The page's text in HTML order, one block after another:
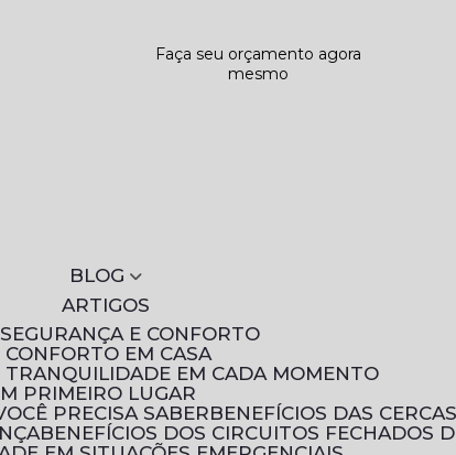
Faça seu orçamento agora
mesmo
BLOG
ARTIGOS
E CONFORTO
CONFORTO EM CASA
TRANQUILIDADE EM CADA MOMENTO
PRIMEIRO LUGAR
PRECISA SABER
BENEFÍCIOS DAS
BENEFÍCIOS DOS CIRCUITOS FECHADOS